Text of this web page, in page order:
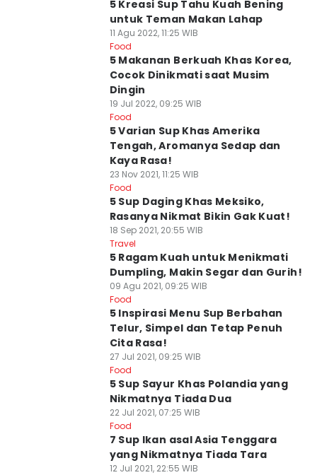
5 Kreasi Sup Tahu Kuah Bening
untuk Teman Makan Lahap
11 Agu 2022, 11:25 WIB
Food
5 Makanan Berkuah Khas Korea,
Cocok Dinikmati saat Musim
Dingin
19 Jul 2022, 09:25 WIB
Food
5 Varian Sup Khas Amerika
Tengah, Aromanya Sedap dan
Kaya Rasa!
23 Nov 2021, 11:25 WIB
Food
5 Sup Daging Khas Meksiko,
Rasanya Nikmat Bikin Gak Kuat!
18 Sep 2021, 20:55 WIB
Travel
5 Ragam Kuah untuk Menikmati
Dumpling, Makin Segar dan Gurih!
09 Agu 2021, 09:25 WIB
Food
5 Inspirasi Menu Sup Berbahan
Telur, Simpel dan Tetap Penuh
Cita Rasa!
27 Jul 2021, 09:25 WIB
Food
5 Sup Sayur Khas Polandia yang
Nikmatnya Tiada Dua
22 Jul 2021, 07:25 WIB
Food
7 Sup Ikan asal Asia Tenggara
yang Nikmatnya Tiada Tara
12 Jul 2021, 22:55 WIB